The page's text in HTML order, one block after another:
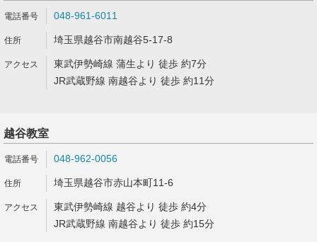
048-961-6011
埼玉県越谷市南越谷5-17-8
東武伊勢崎線 蒲生より 徒歩 約7分
JR武蔵野線 南越谷より 徒歩 約11分
越谷教室
048-962-0056
埼玉県越谷市赤山本町11-6
東武伊勢崎線 越谷より 徒歩 約4分
JR武蔵野線 南越谷より 徒歩 約15分